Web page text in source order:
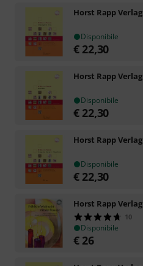
Horst Rapp Verlag
Disponibile
€ 22,30
Horst Rapp Verlag
Disponibile
€ 22,30
Horst Rapp Verlag
Disponibile
€ 22,30
Horst Rapp Verlag
10
Disponibile
€ 26